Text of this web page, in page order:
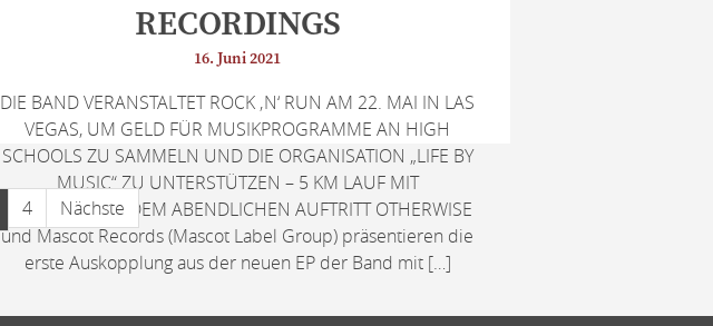
RECORDINGS
16. Juni 2021
DIE BAND VERANSTALTET ROCK ‚N‘ RUN AM 22. MAI IN LAS
VEGAS, UM GELD FÜR MUSIKPROGRAMME AN HIGH
SCHOOLS ZU SAMMELN UND DIE ORGANISATION „LIFE BY
MUSIC“ ZU UNTERSTÜTZEN – 5 KM LAUF MIT
ANSCHLIESSENDEM ABENDLICHEN AUFTRITT OTHERWISE
und Mascot Records (Mascot Label Group) präsentieren die
erste Auskopplung aus der neuen EP der Band mit […]
4 Nächste